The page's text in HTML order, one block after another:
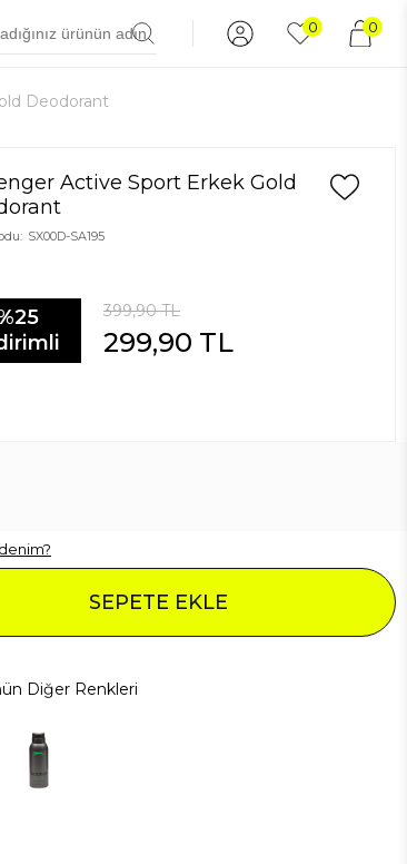
0 0
Deodorant
Active Sport Erkek Gold
SX00D-SA195
399,90TL
299,90 TL
SEPETE EKLE
Diğer Renkleri